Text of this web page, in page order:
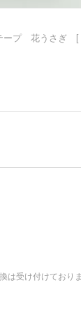
ープ 花うさぎ [
受け付けておりま